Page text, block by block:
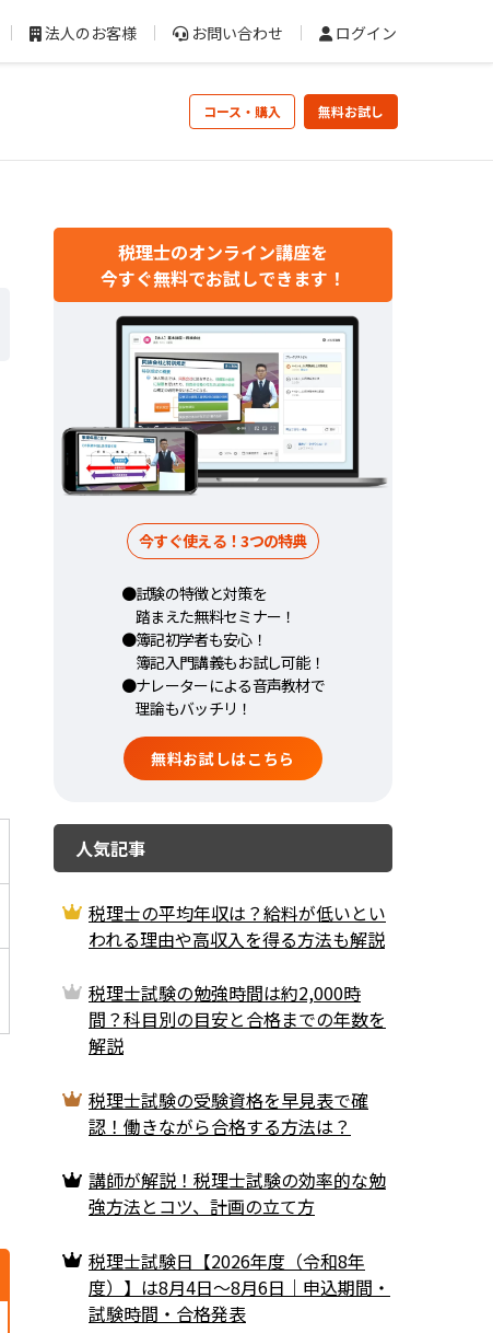
法人のお客様 お問い合わせ ログイン
コース・購入 無料お試し
税理士のオンライン講座を
今すぐ無料でお試しできます！
今すぐ使える！3つの特典
●試験の特徴と対策を
踏まえた無料セミナー！
●簿記初学者も安心！
簿記入門講義もお試し可能！
●ナレーターによる音声教材で
理論もバッチリ！
無料お試しはこちら
人気記事
税理士の平均年収は？給料が低いとい
われる理由や高収入を得る方法も解説
税理士試験の勉強時間は約2,000時
間？科目別の目安と合格までの年数を
解説
税理士試験の受験資格を早見表で確
認！働きながら合格する方法は？
講師が解説​​！税理士試験の効率的な勉
強方法とコツ、計画の立て方
税理士試験日【2026年度（令和8年
度）】は8月4日〜8月6日｜申込期間・
試験時間・合格発表